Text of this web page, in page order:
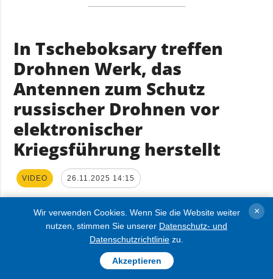
In Tscheboksary treffen
Drohnen Werk, das
Antennen zum Schutz
russischer Drohnen vor
elektronischer
Kriegsführung herstellt
VIDEO 26.11.2025 14:15
Wir verwenden Cookies. Wenn Sie die Website weiter
nutzen, stimmen Sie unserer Datenschutz- und
Datenschutzrichtlinie zu.
Akzeptieren
×